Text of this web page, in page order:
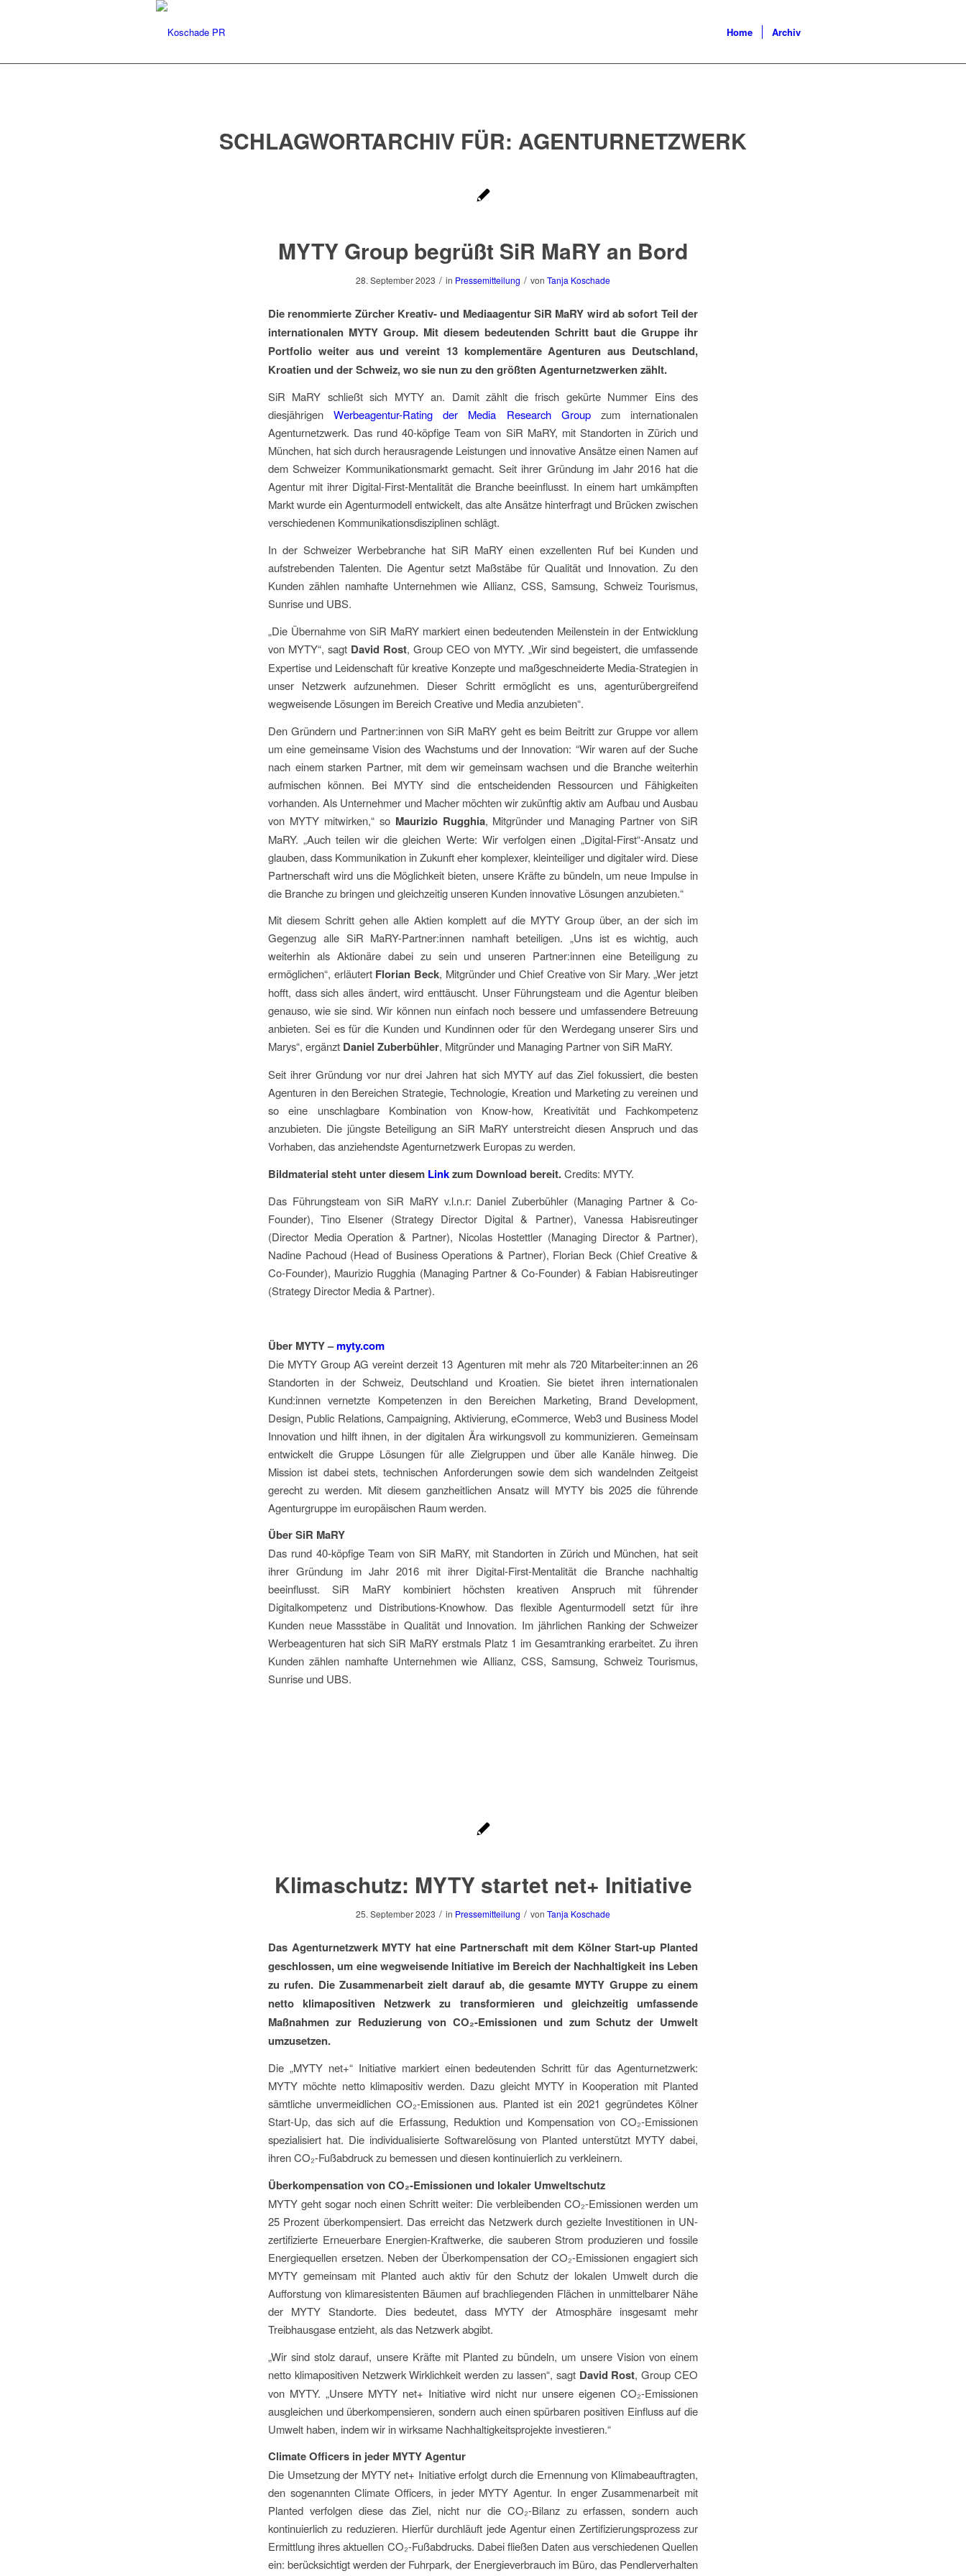
Home Archiv
SCHLAGWORTARCHIV FÜR: AGENTURNETZWERK
MYTY Group begrüßt SiR MaRY an Bord
28. September 2023 / in Pressemitteilung / von Tanja Koschade
Die renommierte Zürcher Kreativ- und Mediaagentur SiR MaRY wird ab sofort Teil der
internationalen MYTY Group. Mit diesem bedeutenden Schritt baut die Gruppe ihr
Portfolio weiter aus und vereint 13 komplementäre Agenturen aus Deutschland,
Kroatien und der Schweiz, wo sie nun zu den größten Agenturnetzwerken zählt.
SiR MaRY schließt sich MYTY an. Damit zählt die frisch gekürte Nummer Eins des
diesjährigenWerbeagentur-Rating der Media Research Groupzum internationalen
Agenturnetzwerk. Das rund 40-köpfige Team von SiR MaRY, mit Standorten in Zürich und
München, hat sich durch herausragende Leistungen und innovative Ansätze einen Namen auf
dem Schweizer Kommunikationsmarkt gemacht. Seit ihrer Gründung im Jahr 2016 hat die
Agentur mit ihrer Digital-First-Mentalität die Branche beeinflusst. In einem hart umkämpften
Markt wurde ein Agenturmodell entwickelt, das alte Ansätze hinterfragt und Brücken zwischen
verschiedenen Kommunikationsdisziplinen schlägt.
In der Schweizer Werbebranche hat SiR MaRY einen exzellenten Ruf bei Kunden und
aufstrebenden Talenten. Die Agentur setzt Maßstäbe für Qualität und Innovation. Zu den
Kunden zählen namhafte Unternehmen wie Allianz, CSS, Samsung, Schweiz Tourismus,
Sunrise und UBS.
„Die Übernahme von SiR MaRY markiert einen bedeutenden Meilenstein in der Entwicklung
von MYTY“, sagt David Rost, Group CEO von MYTY. „Wir sind begeistert, die umfassende
Expertise und Leidenschaft für kreative Konzepte und maßgeschneiderte Media-Strategien in
unser Netzwerk aufzunehmen. Dieser Schritt ermöglicht es uns, agenturübergreifend
wegweisende Lösungen im Bereich Creative und Media anzubieten“.
Den Gründern und Partner:innen von SiR MaRY geht es beim Beitritt zur Gruppe vor allem
um eine gemeinsame Vision des Wachstums und der Innovation: “Wir waren auf der Suche
nach einem starken Partner, mit dem wir gemeinsam wachsen und die Branche weiterhin
aufmischen können. Bei MYTY sind die entscheidenden Ressourcen und Fähigkeiten
vorhanden. Als Unternehmer und Macher möchten wir zukünftig aktiv am Aufbau und Ausbau
von MYTY mitwirken,“ so Maurizio Rugghia, Mitgründer und Managing Partner von SiR
MaRY. „Auch teilen wir die gleichen Werte: Wir verfolgen einen „Digital-First“-Ansatz und
glauben, dass Kommunikation in Zukunft eher komplexer, kleinteiliger und digitaler wird. Diese
Partnerschaft wird uns die Möglichkeit bieten, unsere Kräfte zu bündeln, um neue Impulse in
die Branche zu bringen und gleichzeitig unseren Kunden innovative Lösungen anzubieten.“
Mit diesem Schritt gehen alle Aktien komplett auf die MYTY Group über, an der sich im
Gegenzug alle SiR MaRY-Partner:innen namhaft beteiligen. „Uns ist es wichtig, auch
weiterhin als Aktionäre dabei zu sein und unseren Partner:innen eine Beteiligung zu
ermöglichen“, erläutert Florian Beck, Mitgründer und Chief Creative von Sir Mary. „Wer jetzt
hofft, dass sich alles ändert, wird enttäuscht. Unser Führungsteam und die Agentur bleiben
genauso, wie sie sind. Wir können nun einfach noch bessere und umfassendere Betreuung
anbieten. Sei es für die Kunden und Kundinnen oder für den Werdegang unserer Sirs und
Marys“, ergänzt Daniel Zuberbühler, Mitgründer und Managing Partner von SiR MaRY.
Seit ihrer Gründung vor nur drei Jahren hat sich MYTY auf das Ziel fokussiert, die besten
Agenturen in den Bereichen Strategie, Technologie, Kreation und Marketing zu vereinen und
so eine unschlagbare Kombination von Know-how, Kreativität und Fachkompetenz
anzubieten. Die jüngste Beteiligung an SiR MaRY unterstreicht diesen Anspruch und das
Vorhaben, das anziehendste Agenturnetzwerk Europas zu werden.
Bildmaterial steht unter diesem Linkzum Download bereit.Credits: MYTY.
Das Führungsteam von SiR MaRY v.l.n.r: Daniel Zuberbühler (Managing Partner & Co-
Founder), Tino Elsener (Strategy Director Digital & Partner), Vanessa Habisreutinger
(Director Media Operation & Partner), Nicolas Hostettler (Managing Director & Partner),
Nadine Pachoud (Head of Business Operations & Partner), Florian Beck (Chief Creative &
Co-Founder), Maurizio Rugghia (Managing Partner & Co-Founder) & Fabian Habisreutinger
(Strategy Director Media & Partner).
Über MYTY –myty.com
Die MYTY Group AG vereint derzeit 13 Agenturen mit mehr als 720 Mitarbeiter:innen an 26
Standorten in der Schweiz, Deutschland und Kroatien. Sie bietet ihren internationalen
Kund:innen vernetzte Kompetenzen in den Bereichen Marketing, Brand Development,
Design, Public Relations, Campaigning, Aktivierung, eCommerce, Web3 und Business Model
Innovation und hilft ihnen, in der digitalen Ära wirkungsvoll zu kommunizieren. Gemeinsam
entwickelt die Gruppe Lösungen für alle Zielgruppen und über alle Kanäle hinweg. Die
Mission ist dabei stets, technischen Anforderungen sowie dem sich wandelnden Zeitgeist
gerecht zu werden. Mit diesem ganzheitlichen Ansatz will MYTY bis 2025 die führende
Agenturgruppe im europäischen Raum werden.
Über SiR MaRY
Das rund 40-köpfige Team von SiR MaRY, mit Standorten in Zürich und München, hat seit
ihrer Gründung im Jahr 2016 mit ihrer Digital-First-Mentalität die Branche nachhaltig
beeinflusst. SiR MaRY kombiniert höchsten kreativen Anspruch mit führender
Digitalkompetenz und Distributions-Knowhow. Das flexible Agenturmodell setzt für ihre
Kunden neue Massstäbe in Qualität und Innovation. Im jährlichen Ranking der Schweizer
Werbeagenturen hat sich SiR MaRY erstmals Platz 1 im Gesamtranking erarbeitet. Zu ihren
Kunden zählen namhafte Unternehmen wie Allianz, CSS, Samsung, Schweiz Tourismus,
Sunrise und UBS.
Klimaschutz: MYTY startet net+ Initiative
25. September 2023 / in Pressemitteilung / von Tanja Koschade
Das Agenturnetzwerk MYTY hat eine Partnerschaft mit dem Kölner Start-up Planted
geschlossen, um eine wegweisende Initiative im Bereich der Nachhaltigkeit ins Leben
zu rufen. Die Zusammenarbeit zielt darauf ab, die gesamte MYTY Gruppe zu einem
netto klimapositiven Netzwerk zu transformieren und gleichzeitig umfassende
Maßnahmen zur Reduzierung von CO₂-Emissionen und zum Schutz der Umwelt
umzusetzen.
Die „MYTY net+“ Initiative markiert einen bedeutenden Schritt für das Agenturnetzwerk:
MYTY möchte netto klimapositiv werden. Dazu gleicht MYTY in Kooperation mit Planted
sämtliche unvermeidlichen CO₂-Emissionen aus. Planted ist ein 2021 gegründetes Kölner
Start-Up, das sich auf die Erfassung, Reduktion und Kompensation von CO₂-Emissionen
spezialisiert hat. Die individualisierte Softwarelösung von Planted unterstützt MYTY dabei,
ihren CO₂-Fußabdruck zu bemessen und diesen kontinuierlich zu verkleinern.
Überkompensation von CO₂-Emissionen und lokaler Umweltschutz
MYTY geht sogar noch einen Schritt weiter: Die verbleibenden CO₂-Emissionen werden um
25 Prozent überkompensiert. Das erreicht das Netzwerk durch gezielte Investitionen in UN-
zertifizierte Erneuerbare Energien-Kraftwerke, die sauberen Strom produzieren und fossile
Energiequellen ersetzen. Neben der Überkompensation der CO₂-Emissionen engagiert sich
MYTY gemeinsam mit Planted auch aktiv für den Schutz der lokalen Umwelt durch die
Aufforstung von klimaresistenten Bäumen auf brachliegenden Flächen in unmittelbarer Nähe
der MYTY Standorte. Dies bedeutet, dass MYTY der Atmosphäre insgesamt mehr
Treibhausgase entzieht, als das Netzwerk abgibt.
„Wir sind stolz darauf, unsere Kräfte mit Planted zu bündeln, um unsere Vision von einem
netto klimapositiven Netzwerk Wirklichkeit werden zu lassen“, sagt David Rost, Group CEO
von MYTY. „Unsere MYTY net+ Initiative wird nicht nur unsere eigenen CO₂-Emissionen
ausgleichen und überkompensieren, sondern auch einen spürbaren positiven Einfluss auf die
Umwelt haben, indem wir in wirksame Nachhaltigkeitsprojekte investieren.“
Climate Officers in jeder MYTY Agentur
Die Umsetzung der MYTY net+ Initiative erfolgt durch die Ernennung von Klimabeauftragten,
den sogenannten Climate Officers, in jeder MYTY Agentur. In enger Zusammenarbeit mit
Planted verfolgen diese das Ziel, nicht nur die CO₂-Bilanz zu erfassen, sondern auch
kontinuierlich zu reduzieren. Hierfür durchläuft jede Agentur einen Zertifizierungsprozess zur
Ermittlung ihres aktuellen CO₂-Fußabdrucks. Dabei fließen Daten aus verschiedenen Quellen
ein: berücksichtigt werden der Fuhrpark, der Energieverbrauch im Büro, das Pendlerverhalten